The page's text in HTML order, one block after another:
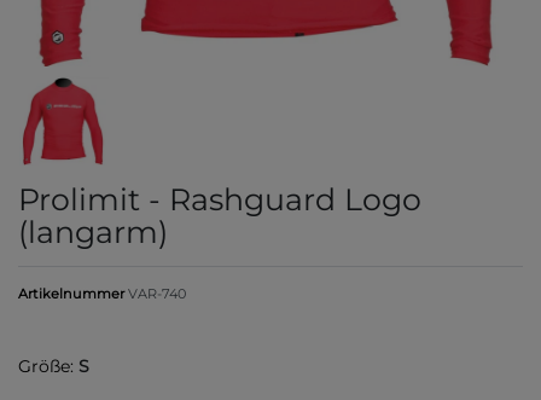
Prolimit - Rashguard Logo
(langarm)
ArtikelnummerVAR-740
Größe: S